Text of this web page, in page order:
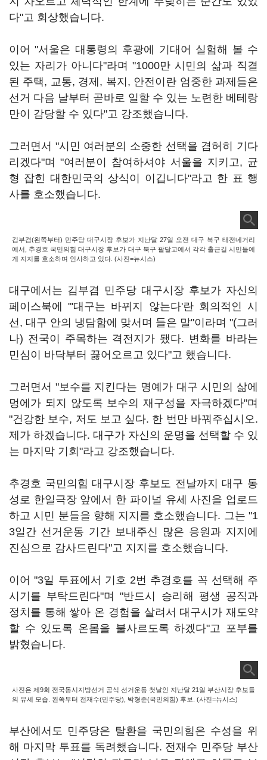
다"고 회상했습니다.
이어 "서울은 대통령의 후광에 기대어 실험해 볼 수
있는 자리가 아니다"라며 "1000만 시민의 삶과 직결
된 주택, 교통, 경제, 복지, 안전이란 엄중한 과제들은
선거 다음 날부터 곧바로 일할 수 있는 노련한 베테랑
만이 감당할 수 있다"고 강조했습니다.
그러면서 "시민 여러분의 소중한 선택을 겸허히 기다
리겠다"며 "여러분이 참여하셔야 서울을 지키고, 균
형 잡힌 대한민국의 상식이 이깁니다"라고 한 표 행
사를 호소했습니다.
김부겸(왼쪽부터) 민주당 대구시장 후보가 지난달 27일 오전 대구 북구 태전네거리
에서, 추경호 국민의힘 대구시장 후보가 대구 북구 팔달교에서 각각 출근길 시민들에
게 지지를 호소하며 인사하고 있다. (사진=뉴시스)
대구에서는 김부겸 민주당 대구시장 후보가 자신의
페이스북에 "'대구는 바뀌지 않는다'란 회의적인 시
선, 대구 안의 냉담함에 맞서며 들은 말"이라며 "(그러
나) 전국이 주목하는 격전지가 됐다. 변화를 바라는
민심이 바닥부터 끓어오르고 있다"고 했습니다.
그러면서 "보수를 지킨다는 명예가 대구 시민의 삶에
멍에가 되지 않도록 보수의 재구성을 자극하겠다"며
"건강한 보수, 저도 보고 싶다. 한 번만 바꿔주십시오.
제가 하겠습니다. 대구가 자신의 운명을 선택할 수 있
는 마지막 기회"라고 강조했습니다.
추경호 국민의힘 대구시장 후보도 전날까지 대구 동
성로 한일극장 앞에서 한 파이널 유세 사진을 업로드
하고 시민 분들을 향해 지지를 호소했습니다. 그는 "1
3일간 선거운동 기간 보내주신 많은 응원과 지지에
진심으로 감사드린다"고 지지를 호소했습니다.
이어 "3일 투표에서 기호 2번 추경호를 꼭 선택해 주
시기를 부탁드린다"며 "반드시 승리해 평생 공직과
정치를 통해 쌓아 온 경험을 살려서 대구시가 재도약
할 수 있도록 온몸을 불사르도록 하겠다"고 포부를
밝혔습니다.
사진은 제9회 전국동시지방선거 공식 선거운동 첫날인 지난달 21일 부산시장 후보들
의 유세 모습. 왼쪽부터 전재수(민주당), 박형준(국민의힘) 후보. (사진=뉴시스)
부산에서도 민주당은 탈환을 국민의힘은 수성을 위
해 마지막 투표를 독려했습니다. 전재수 민주당 부산